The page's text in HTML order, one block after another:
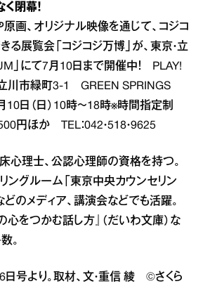
閉幕！
原画、オリジナル映像を通じて、コジコ
展覧会「コジコジ万博」が、東京・立
」にて7月10日まで開催中！ PLAY!
川市緑町3‐1 GREEN SPRINGS
日（日）10時～18時※時間指定制
円ほか TEL：042・518・9625
心理士、公認心理師の資格を持つ。
ングルーム「東京中央カウンセリン
どのメディア、講演会などでも活躍。
心をつかむ話し方』（だいわ文庫）な
。
日号より。取材、文・重信 綾 ©さくら